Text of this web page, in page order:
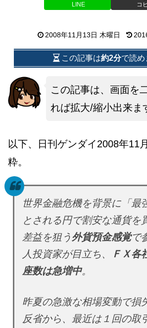
LINE コ
2008年11月13日 木曜日
この記事は約2分で読め
この記事は、画面を
れば拡大/縮小出来ま
以下、日刊ゲンダイ2008年11
粋。
世界金融危機を背景に「最
とされる円で割安な通貨を
差益を狙う外貨預金感覚で
人投資家が目立ち、
ＦＸ各
座数は急増中。
昨夏の急激な相場変動で損
反省から、最近は１回の取